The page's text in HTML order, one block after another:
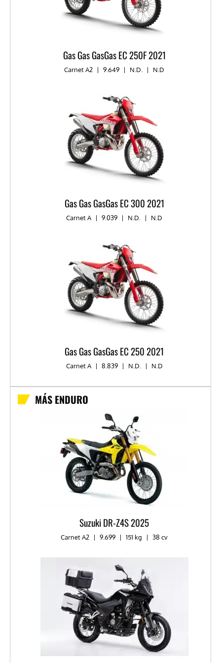
Gas Gas GasGas EC 250F 2021
Carnet A2 | 9.649 | N.D. | N.D
Gas Gas GasGas EC 300 2021
Carnet A | 9.039 | N.D. | N.D
Gas Gas GasGas EC 250 2021
Carnet A | 8.839 | N.D. | N.D
MÁS ENDURO
Suzuki DR-Z4S 2025
Carnet A2 | 9.699 | 151 kg | 38 cv